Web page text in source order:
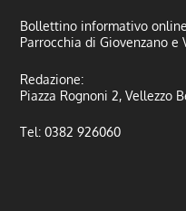
Bollettino informativo online
Parrocchia di Giovenzano e
Redazione:
Piazza Rognoni 2, Vellezzo
Tel: 0382 926060